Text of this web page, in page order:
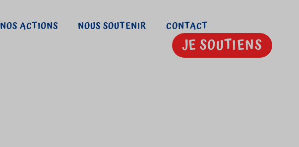
JE SOUTIENS
NOS ACTIONS NOUS SOUTENIR CONTACT